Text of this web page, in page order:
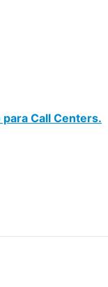
Call Centers.